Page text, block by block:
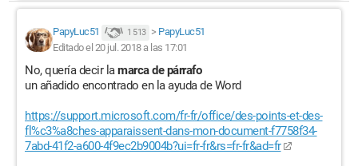
PapyLuc51 1 513 > PapyLuc51
Editado el 20 jul. 2018 a las 17:01
No, quería decir lamarca de párrafo
un añadido encontrado en la ayuda de Word
https://support.microsoft.com/fr-fr/office/des-points-et-des-
fl%c3%a8ches-apparaissent-dans-mon-document-f7758f34-
7abd-41f2-a600-4f9ec2b9004b?ui=fr-fr&rs=fr-fr&ad=fr